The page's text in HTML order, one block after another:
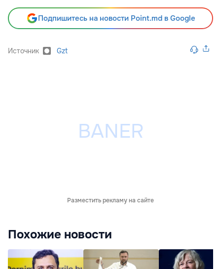
Подпишитесь на новости Point.md в Google
Источник Gzt
Разместить рекламу на сайте
Похожие новости